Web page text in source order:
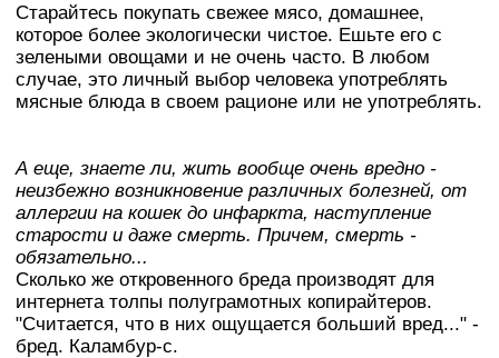
Старайтесь покупать свежее мясо, домашнее,
которое более экологически чистое. Ешьте его с
зелеными овощами и не очень часто. В любом
случае, это личный выбор человека употреблять
мясные блюда в своем рационе или не употреблять.
А еще, знаете ли, жить вообще очень вредно -
неизбежно возникновение различных болезней, от
аллергии на кошек до инфаркта, наступление
старости и даже смерть. Причем, смерть -
обязательно...
Сколько же откровенного бреда производят для
интернета толпы полуграмотных копирайтеров.
"Считается, что в них ощущается больший вред..." -
бред. Каламбур-с.